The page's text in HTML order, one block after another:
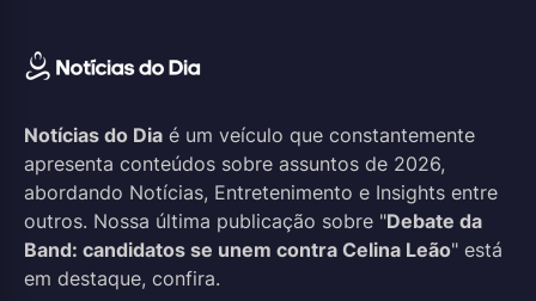
Notícias do Dia é um veículo que constantemente
apresenta conteúdos sobre assuntos de 2026,
abordando Notícias, Entretenimento e Insights entre
outros. Nossa última publicação sobre "Debate da
Band: candidatos se unem contra Celina Leão" está
em destaque, confira.